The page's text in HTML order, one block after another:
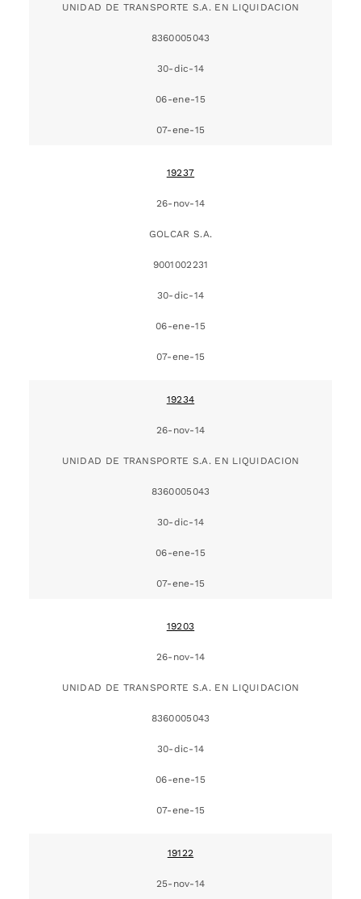
UNIDAD DE TRANSPORTE S.A. EN LIQUIDACION
8360005043
30-dic-14
06-ene-15
07-ene-15
19237
26-nov-14
GOLCAR S.A.
9001002231
30-dic-14
06-ene-15
07-ene-15
19234
26-nov-14
UNIDAD DE TRANSPORTE S.A. EN LIQUIDACION
8360005043
30-dic-14
06-ene-15
07-ene-15
19203
26-nov-14
UNIDAD DE TRANSPORTE S.A. EN LIQUIDACION
8360005043
30-dic-14
06-ene-15
07-ene-15
19122
25-nov-14